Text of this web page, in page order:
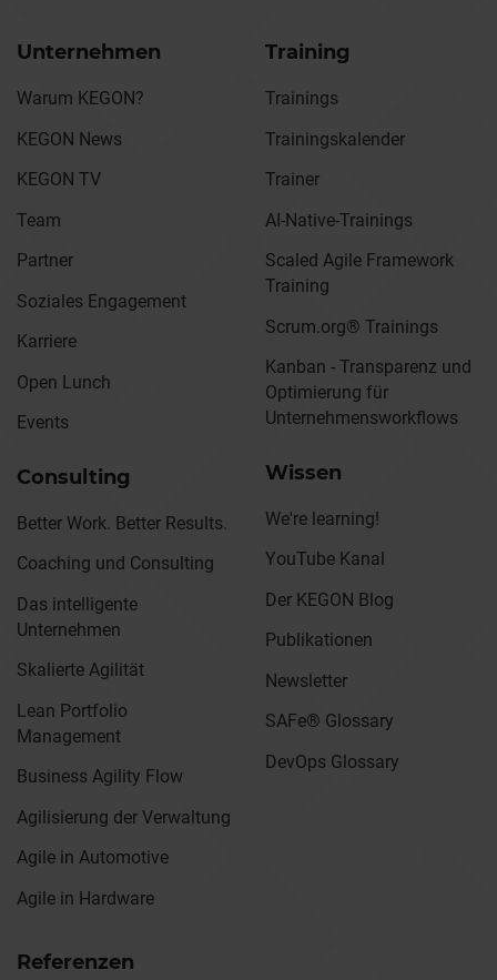
Unternehmen
Warum KEGON?
KEGON News
KEGON TV
Team
Partner
Soziales Engagement
Karriere
Open Lunch
Events
Consulting
Better Work. Better Results.
Coaching und Consulting
Das intelligente
Unternehmen
Skalierte Agilität
Lean Portfolio
Management
Business Agility Flow
Agilisierung der Verwaltung
Agile in Automotive
Agile in Hardware
Training
Trainings
Trainingskalender
Trainer
AI-Native-Trainings
Scaled Agile Framework
Training
Scrum.org® Trainings
Kanban - Transparenz und
Optimierung für
Unternehmensworkflows
Wissen
We're learning!
YouTube Kanal
Der KEGON Blog
Publikationen
Newsletter
SAFe® Glossary
DevOps Glossary
Referenzen